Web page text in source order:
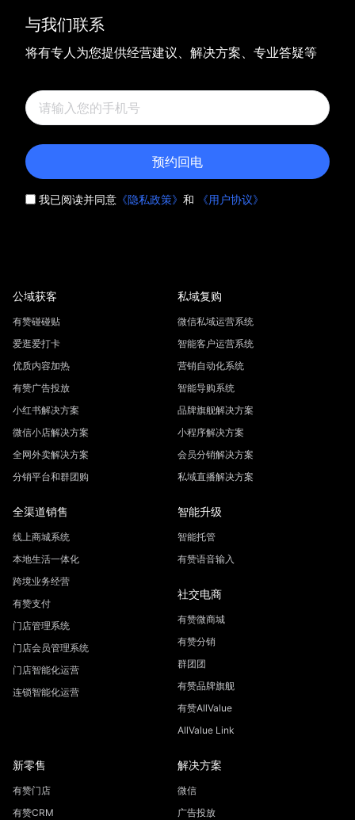
与我们联系
将有专人为您提供经营建议、解决方案、专业答疑等
预约回电
我已阅读并同意 《隐私政策》 和 《用户协议》
公域获客
有赞碰碰贴
爱逛爱打卡
优质内容加热
有赞广告投放
小红书解决方案
微信小店解决方案
全网外卖解决方案
分销平台和群团购
私域复购
微信私域运营系统
智能客户运营系统
营销自动化系统
智能导购系统
品牌旗舰解决方案
小程序解决方案
会员分销解决方案
私域直播解决方案
全渠道销售
线上商城系统
本地生活一体化
跨境业务经营
有赞支付
门店管理系统
门店会员管理系统
门店智能化运营
连锁智能化运营
智能升级
智能托管
有赞语音输入
社交电商
有赞微商城
有赞分销
群团团
有赞品牌旗舰
有赞AllValue
AllValue Link
新零售
有赞门店
有赞CRM
解决方案
微信
广告投放